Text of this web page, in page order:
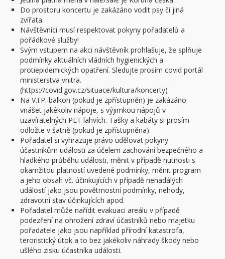
Do prostoru koncertu je zakázáno vodit psy či jiná
zvířata.
Návštěvníci musí respektovat pokyny pořadatelů a
pořádkové služby!
Svým vstupem na akci návštěvník prohlašuje, že splňuje
podmínky aktuálních vládních hygienických a
protiepidemických opatření. Sledujte prosím covid portál
ministerstva vnitra.
(https://covid.gov.cz/situace/kultura/koncerty)
Na V.I.P. balkon (pokud je zpřístupněn) je zakázáno
vnášet jakékoliv nápoje, s výjimkou nápojů v
uzavíratelných PET lahvích. Tašky a kabáty si prosím
odložte v šatně (pokud je zpřístupněna).
Pořadatel si vyhrazuje právo udělovat pokyny
účastníkům události za účelem zachování bezpečného a
hladkého průběhu události, měnit v případě nutnosti s
okamžitou platností uvedené podmínky, měnit program
a jeho obsah vč. účinkujících v případě nenadálých
událostí jako jsou povětrnostní podmínky, nehody,
zdravotní stav účinkujících apod.
Pořadatel může nařídit evakuaci areálu v případě
podezření na ohrožení zdraví účastníků nebo majetku
pořadatele jako jsou například přírodní katastrofa,
teroristický útok a to bez jakékoliv náhrady škody nebo
ušlého zisku účastníka události.